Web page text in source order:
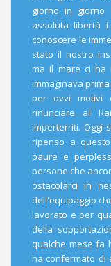
giorno in giorno
assoluta libertà
conoscere le
stato il nostro
ma il mare ci ha
immaginava
per ovvi motivi
rinunciare al
imperterriti. Oggi
ripenso a
paure e
persone che
ostacolarci in
dell'equipaggio
lavorato e per
della
qualche mese fa
ha confermato di